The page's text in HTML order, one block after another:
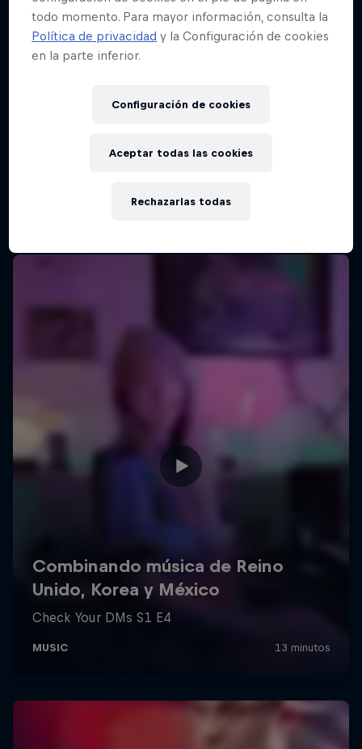
todo momento. Para mayor información, consulta la
Política de privacidad y la Configuración de cookies
en la parte inferior.
Configuración de cookies
Rechazarlas todas
Aceptar todas las cookies